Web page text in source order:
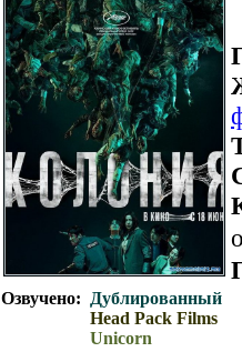
Озвучено:
Дублированный
Head Pack Films
Unicorn